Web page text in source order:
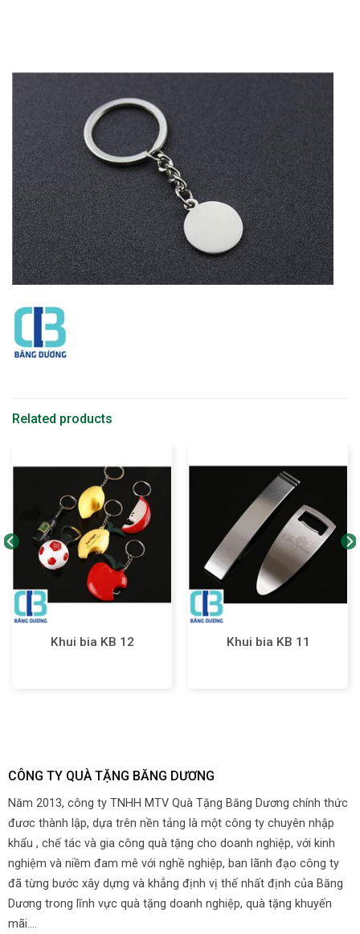
Related products
Khui bia KB 12 Khui bia KB 11
CÔNG TY QUÀ TẶNG BĂNG DƯƠNG
Năm 2013, công ty TNHH MTV Quà Tặng Băng Dương chính thức
đươc thành lập, dựa trên nền tảng là một công ty chuyên nhập
khẩu , chế tác và gia công quà tặng cho doanh nghiệp, với kinh
nghiệm và niềm đam mê với nghề nghiệp, ban lãnh đạo công ty
đã từng bước xây dựng và khẳng định vị thế nhất định của Băng
Dương trong lĩnh vực quà tặng doanh nghiệp, quà tặng khuyến
mãi....